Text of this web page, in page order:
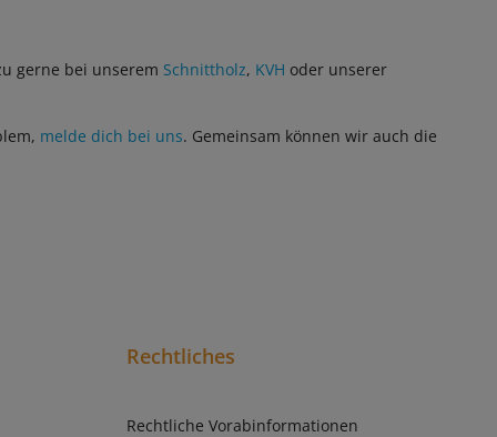
gerne bei unserem Schnittholz, KVH oder unserer
melde dich bei uns. Gemeinsam können wir auch die
Rechtliches
Rechtliche Vorabinformationen